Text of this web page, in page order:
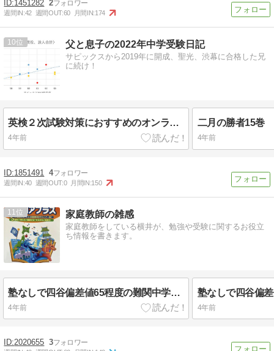
1451282 2
週間IN:42 週間OUT:60 月間IN:174
10 父と息子の2022年中学受験日記
サピックスから2019年に開成、聖光、渋幕に合格した兄
に続け！
英検２次試験対策におすすめのオンライン英会話
4年前
二月の勝者15巻
4年前
1851491 4
週間IN:40 週間OUT:0 月間IN:150
11 家庭教師の雑感
家庭教師をしている横井が、勉強や受験に関するお役立
ち情報を書きます。
塾なしで四谷偏差値65程度の難関中学に合格した生徒の勉強内容【後編】（小6秋以降）
4年前 4年前
2020655 3